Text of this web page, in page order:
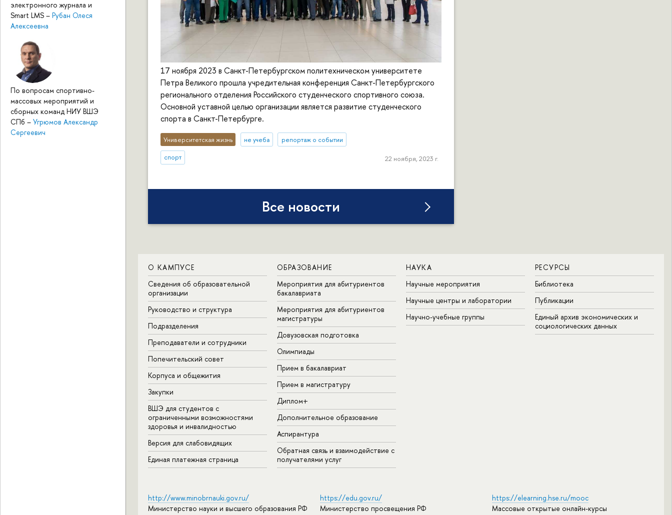
электронного журнала и
Smart LMS – Рубан Олеся
Алексеевна
По вопросам спортивно-
массовых мероприятий и
сборных команд НИУ ВШЭ
СПб – Угрюмов Александр
Сергеевич
17 ноября 2023 в Санкт-Петербургском политехническом университете
Петра Великого прошла учредительная конференция Санкт-Петербургского
регионального отделения Российского студенческого спортивного союза.
Основной уставной целью организации является развитие студенческого
спорта в Санкт-Петербурге.
Университетская жизнь не учеба репортаж о событии
спорт 22 ноября, 2023 г.
Все новости
О КАМПУСЕ
Сведения об образовательной
организации
Руководство и структура
Подразделения
Преподаватели и сотрудники
Попечительский совет
Корпуса и общежития
Закупки
ВШЭ для студентов с
ограниченными возможностями
здоровья и инвалидностью
Версия для слабовидящих
Единая платежная страница
ОБРАЗОВАНИЕ
Мероприятия для абитуриентов
бакалавриата
Мероприятия для абитуриентов
магистратуры
Довузовская подготовка
Олимпиады
Прием в бакалавриат
Прием в магистратуру
Диплом+
Дополнительное образование
Аспирантура
Обратная связь и взаимодействие с
получателями услуг
НАУКА
Научные мероприятия
Научные центры и лаборатории
Научно-учебные группы
РЕСУРСЫ
Библиотека
Публикации
Единый архив экономических и
социологических данных
http://www.minobrnauki.gov.ru/
Министерство науки и высшего образования РФ
https://edu.gov.ru/
Министерство просвещения РФ
https://elearning.hse.ru/mooc
Массовые открытые онлайн-курсы